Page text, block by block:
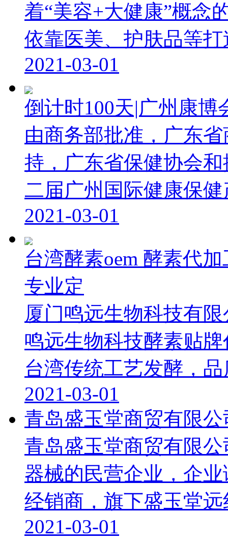
着“美容+大健康”概念
依靠医美、护肤品等
2021-03-01
倒计时100天|广州康博
由商务部批准，广东
持，广东省保健协会
二届广州国际健康保
2021-03-01
台湾酵素oem 酵素代
专业定
厦门鸣远生物科技有
鸣远生物科技酵素贴
台湾传统工艺发酵，
2021-03-01
青岛盛玉堂商贸有限
青岛盛玉堂商贸有限
器械的民营企业，企
经销商，旗下盛玉堂
2021-03-01